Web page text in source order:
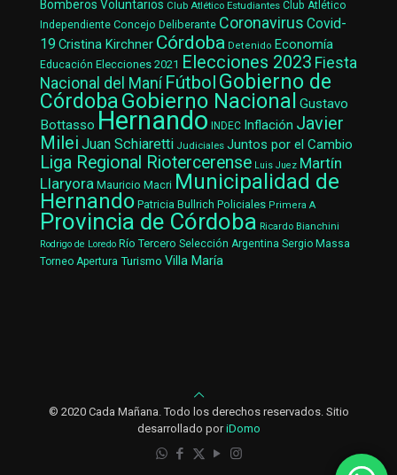
Bomberos Voluntarios Club Atlético Estudiantes Club Atlético
Independiente Concejo Deliberante Coronavirus Covid-
19 Cristina Kirchner Córdoba Detenido Economía
Educación Elecciones 2021 Elecciones 2023 Fiesta
Nacional del Maní Fútbol Gobierno de
CórdobaGobierno Nacional Gustavo
Bottasso Hernando INDEC Inflación Javier
Milei Juan Schiaretti Judiciales Juntos por el Cambio
Liga Regional Riotercerense Luis Juez Martín
Llaryora Mauricio Macri Municipalidad de
Hernando Patricia Bullrich Policiales Primera A
Provincia de Córdoba Ricardo Bianchini
Rodrigo de Loredo Río Tercero Selección Argentina Sergio Massa
Torneo Apertura Turismo Villa María
© 2020 Cada Mañana. Todo los derechos reservados. Sitio
desarrollado poriDomo